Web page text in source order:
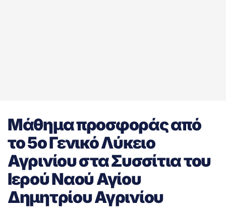
Μάθημα προσφοράς από
το 5ο Γενικό Λύκειο
Αγρινίου στα Συσσίτια του
Ιερού Ναού Αγίου
Δημητρίου Αγρινίου